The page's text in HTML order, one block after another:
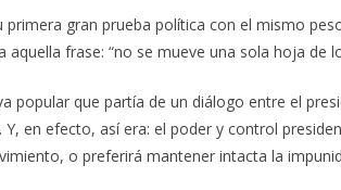
primera gran prueba política con el mismo
aquella frase: “no se mueve una sola hoja de
popular que partía de un diálogo entre el
en efecto, así era: el poder y control
o preferirá mantener intacta la